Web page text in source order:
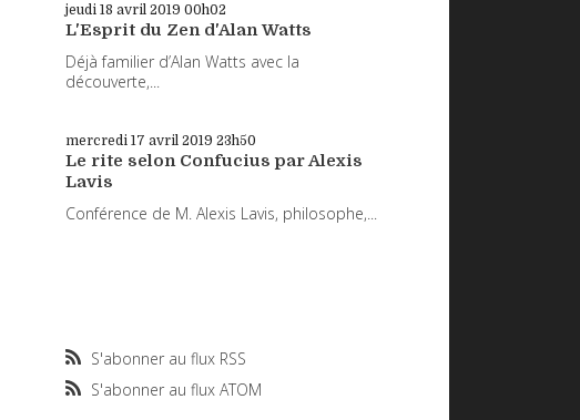
jeudi 18 avril 2019 00h02
L'Esprit du Zen d'Alan Watts
Déjà familier d’Alan Watts avec la
découverte,...
mercredi 17 avril 2019 23h50
Le rite selon Confucius par Alexis
Lavis
Conférence de M. Alexis Lavis, philosophe,...
S'abonner au flux RSS
S'abonner au flux ATOM